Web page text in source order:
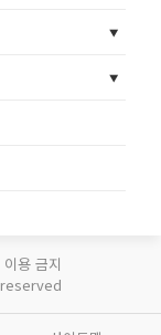
용 금지